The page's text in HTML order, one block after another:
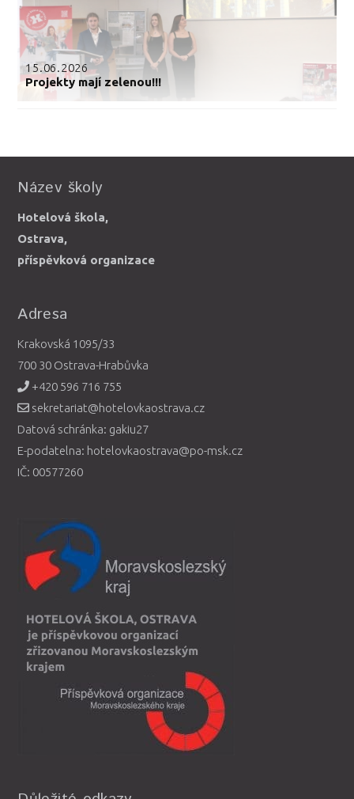
15.06.2026
Projekty mají zelenou!!!
Název školy
Hotelová škola,
Ostrava,
příspěvková organizace
Adresa
Krakovská 1095/33
700 30 Ostrava-Hrabůvka
+420 596 716 755
sekretariat@hotelovkaostrava.cz
Datová schránka: gakiu27
E-podatelna: hotelovkaostrava@po-msk.cz
IČ: 00577260